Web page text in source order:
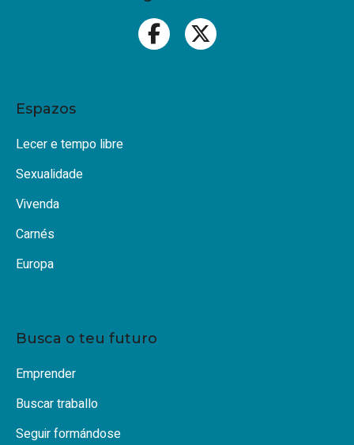
Espazos
Lecer e tempo libre
Sexualidade
Vivenda
Carnés
Europa
Busca o teu futuro
Emprender
Buscar traballo
Seguir formándose